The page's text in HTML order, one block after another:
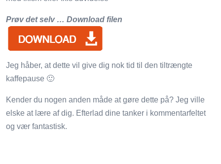
Prøv det selv … Download filen
Jeg håber, at dette vil give dig nok tid til den tiltrængte
kaffepause 🙂
Kender du nogen anden måde at gøre dette på? Jeg ville
elske at lære af dig. Efterlad dine tanker i kommentarfeltet
og vær fantastisk.